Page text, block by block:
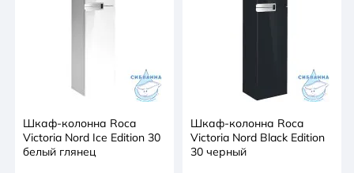
Шкаф-колонна Roca
Victoria Nord Ice Edition 30
белый глянец
Шкаф-колонна Roca
Victoria Nord Black Edition
30 черный